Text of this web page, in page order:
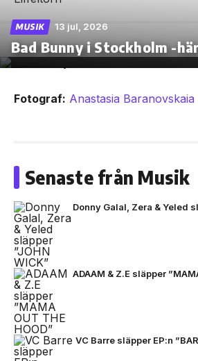
MUSIK 13 jul, 2026
Bad Bunny i Stockholm -
Fotograf: Anastasia Baranovskaia
Senaste från Musik
Donny Galal, Zera & Yeled
ADAAM & Z.E släpper
VC Barre släpper EP:n